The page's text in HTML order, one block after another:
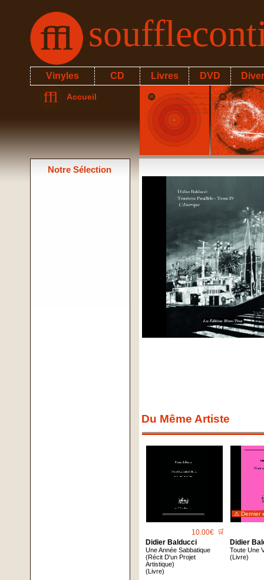
Vinyles CD Livres DVD
Accueil
Notre Sélection
Du Même Artiste
10.00€ 🛒
Didier Balducci
Une Année Sabbatique
(Récit D'un Projet
Artistique)
(Livre)
⚠ Dernier
Didier
Toute Une
(Livre)